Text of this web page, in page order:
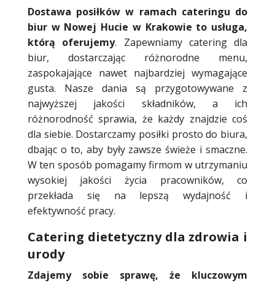
Dostawa posiłków w ramach cateringu do
biur w Nowej Hucie w Krakowie to usługa,
którą oferujemy. Zapewniamy catering dla
biur, dostarczając różnorodne menu,
zaspokajające nawet najbardziej wymagające
gusta. Nasze dania są przygotowywane z
najwyższej jakości składników, a ich
różnorodność sprawia, że każdy znajdzie coś
dla siebie. Dostarczamy posiłki prosto do biura,
dbając o to, aby były zawsze świeże i smaczne.
W ten sposób pomagamy firmom w utrzymaniu
wysokiej jakości życia pracowników, co
przekłada się na lepszą wydajność i
efektywność pracy.
Catering dietetyczny dla zdrowia i
urody
Zdajemy sobie sprawę, że kluczowym